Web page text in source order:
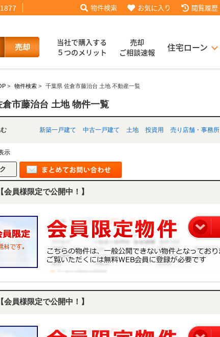
物件検索 お気に入り 閲覧履歴
当社で購入する
５つのメリット
売却
ご相談速報
住宅ローン
主会員限定】
ログ お客様の声
採用情報
査定依頼 協力業者様募集
> 物件検索 > 千葉県 佐倉市藤治台 土地 不動産一覧
倉市藤治台 土地 物件一覧
り込む 新築一戸建て 中古一戸建て 土地 投資用 売り店舗・事務所
示
会員様限定で公開中！】
会員様限定で公開中！】